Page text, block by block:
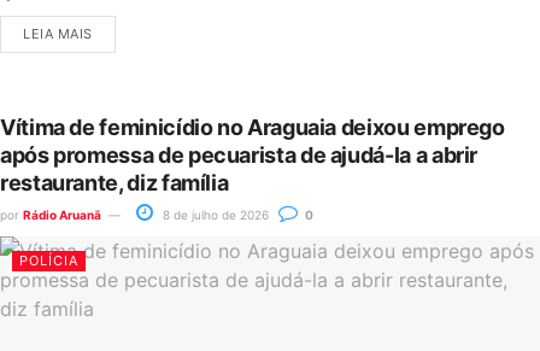
LEIA MAIS
Vítima de feminicídio no Araguaia deixou emprego
após promessa de pecuarista de ajudá-la a abrir
restaurante, diz família
por Rádio Aruanã 8 de julho de 2026 0
POLÍCIA